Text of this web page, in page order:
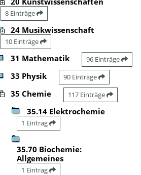
8 Einträge
24 Musikwissenschaft
10 Einträge
31 Mathematik 96 Einträge
33 Physik 90 Einträge
35 Chemie 117 Einträge
35.14 Elektrochemie
1 Eintrag
35.70 Biochemie:
Allgemeines
1 Eintrag